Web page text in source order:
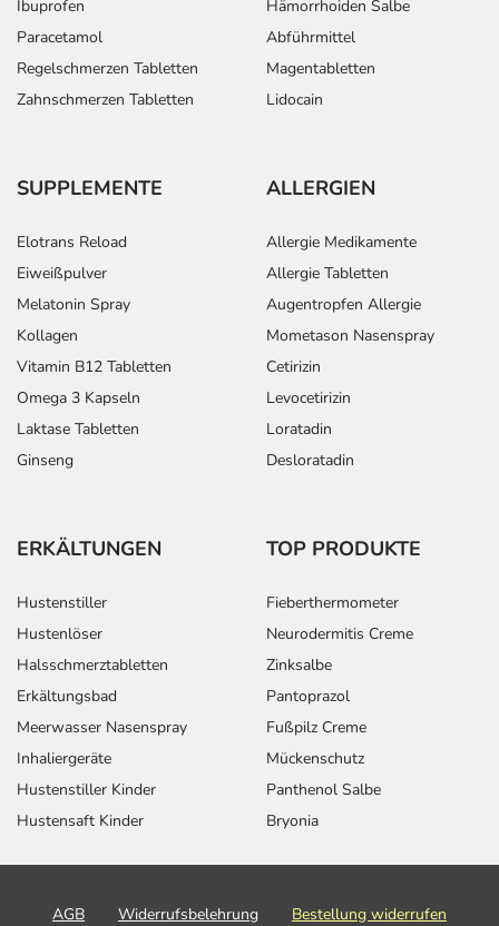
Ibuprofen
Paracetamol
Regelschmerzen Tabletten
Zahnschmerzen Tabletten
Hämorrhoiden Salbe
Abführmittel
Magentabletten
Lidocain
SUPPLEMENTE
Elotrans Reload
Eiweißpulver
Melatonin Spray
Kollagen
Vitamin B12 Tabletten
Omega 3 Kapseln
Laktase Tabletten
Ginseng
ALLERGIEN
Allergie Medikamente
Allergie Tabletten
Augentropfen Allergie
Mometason Nasenspray
Cetirizin
Levocetirizin
Loratadin
Desloratadin
ERKÄLTUNGEN
Hustenstiller
Hustenlöser
Halsschmerztabletten
Erkältungsbad
Meerwasser Nasenspray
Inhaliergeräte
Hustenstiller Kinder
Hustensaft Kinder
TOP PRODUKTE
Fieberthermometer
Neurodermitis Creme
Zinksalbe
Pantoprazol
Fußpilz Creme
Mückenschutz
Panthenol Salbe
Bryonia
AGB Widerrufsbelehrung
Bestellung widerrufen